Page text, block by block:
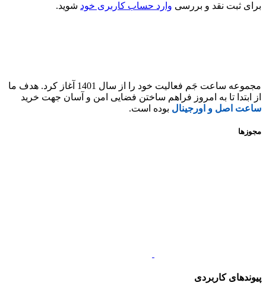
برای ثبت نقد و بررسی وارد حساب کاربری خود شوید.
مجموعه ساعت جَم فعالیت خود را از سال 1401 آغاز کرد. هدف ما
از ابتدا تا به امروز فراهم ساختن فضایی امن و آسان جهت خرید
ساعت اصل و اورجینال بوده است.
مجوزها
پیوندهای کاربردی